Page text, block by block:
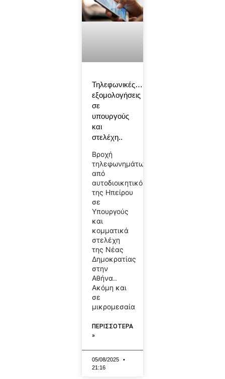
Τηλεφωνικές…
εξομολογήσεις
σε
υπουργούς
και
στελέχη..
Βροχή
τηλεφωνημάτων
από
αυτοδιοικητικό
της Ηπείρου
σε
Υπουργούς
και
κομματικά
στελέχη
της Νέας
Δημοκρατίας
στην
Αθήνα..
Ακόμη και
σε
μικρομεσαία
ΠΕΡΙΣΣΟΤΕΡΑ
»
05/08/2025
21:16